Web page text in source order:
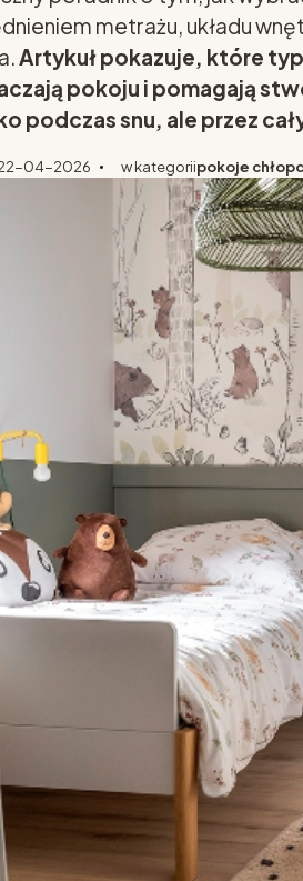
metrażu, układu
Artykuł pokazuje, które
pokoju i pomagają
podczas snu, ale przez
04-2026 w kategoriipokoje